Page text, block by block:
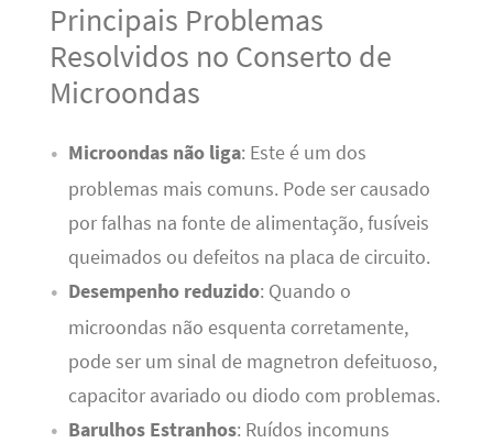
Principais Problemas
Resolvidos no Conserto de
Microondas
Microondas não liga: Este é um dos
problemas mais comuns. Pode ser causado
por falhas na fonte de alimentação, fusíveis
queimados ou defeitos na placa de circuito.
Desempenho reduzido: Quando o
microondas não esquenta corretamente,
pode ser um sinal de magnetron defeituoso,
capacitor avariado ou diodo com problemas.
Barulhos Estranhos: Ruídos incomuns